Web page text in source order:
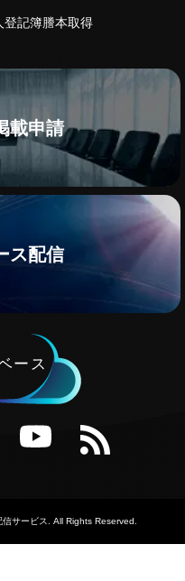
登記簿謄本取得
載申請
ス配信
RSS
サービス . All Rights Reserved.